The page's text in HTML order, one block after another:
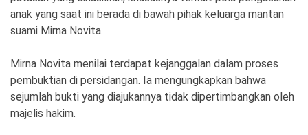
©
anak yang saat ini berada di bawah pihak keluarga mantan
suami Mirna Novita.
Mirna Novita menilai terdapat kejanggalan dalam proses
pembuktian di persidangan. Ia mengungkapkan bahwa
sejumlah bukti yang diajukannya tidak dipertimbangkan oleh
majelis hakim.